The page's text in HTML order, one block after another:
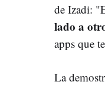
de Izadi:
lado a
apps que
La